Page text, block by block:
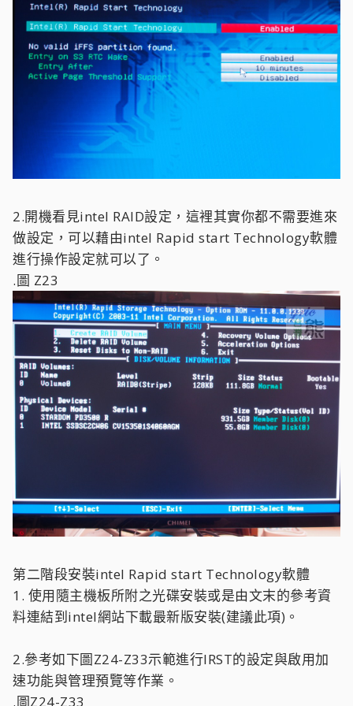
2.開機看見intel RAID設定，這裡其實你都不需要進來
做設定，可以藉由intel Rapid start Technology軟體
進行操作設定就可以了。
.圖 Z23
第二階段安裝intel Rapid start Technology軟體
1. 使用隨主機板所附之光碟安裝或是由文末的參考資
料連結到intel網站下載最新版安裝(建議此項)。
2.參考如下圖Z24-Z33示範進行IRST的設定與啟用加
速功能與管理預覽等作業。
.圖Z24-Z33